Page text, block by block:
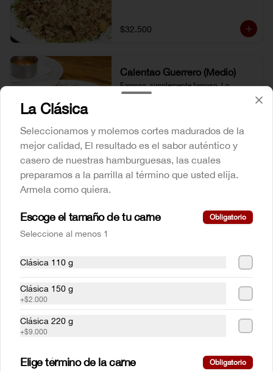
$32.500
Calentao Guerrero (Medio)
Famoso, simplemente famoso. Lo
recomendamos con adición de huevo
Calentao Guerrero engallado
$29.000
La Clásica
Seleccionamos y molemos cortes madurados de la
mejor calidad, El resultado es el sabor auténtico y
casero de nuestras hamburguesas, las cuales
preparamos a la parrilla al término que usted elija.
Armela como quiera.
Escoge el tamaño de tu carne Obligatorio
Seleccione al menos 1
Clásica 110 g
Clásica 150 g
+$2.000
Clásica 220 g
+$9.000
Elige término de la carne Obligatorio